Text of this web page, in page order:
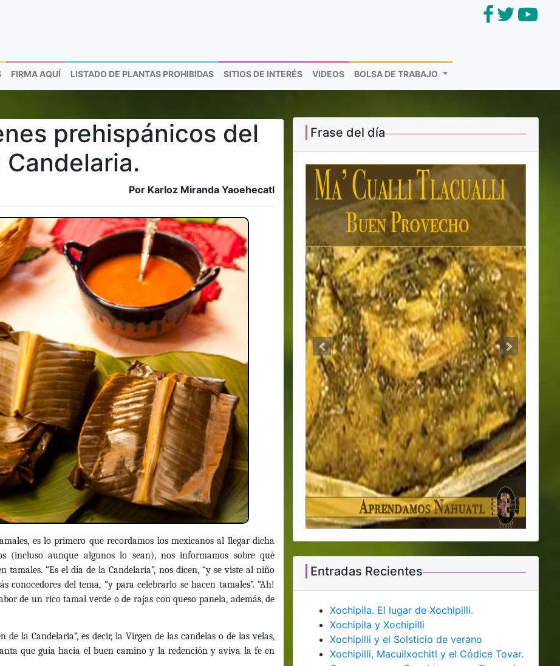
FIRMA AQUÍ LISTADO DE PLANTAS PROHIBIDAS SITIOS DE INTERÉS VIDEOS BOLSA DE TRABAJO
prehispánicos del
Candelaria.
Por Karloz Miranda Yaoehecatl
es lo primero que recordamos los mexicanos al llegar dicha
(incluso aunque algunos lo sean), nos informamos sobre qué
tamales. “Es el día de la Candelaria”, nos dicen, “y se viste al niño
del tema, “y para celebrarlo se hacen tamales”. “Ah!
de un rico tamal verde o de rajas con queso panela, además, de
de la Candelaria”, es decir, la Virgen de las candelas o de las velas,
que guía hacia el buen camino y la redención y aviva la fe en
Frase del día
Previous Next
Entradas Recientes
Xochipila. El lugar de Xochipilli.
Xochipila y Xochipilli
Xochipilli y el Solsticio de verano
Xochipilli, Macuilxochitl y el Códice Tovar.